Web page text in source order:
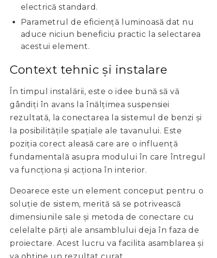
electrică standard.
Parametrul de eficiență luminoasă dat nu
aduce niciun beneficiu practic la selectarea
acestui element.
Context tehnic și instalare
În timpul instalării, este o idee bună să vă
gândiți în avans la înălțimea suspensiei
rezultată, la conectarea la sistemul de benzi și
la posibilitățile spațiale ale tavanului. Este
poziția corect aleasă care are o influență
fundamentală asupra modului în care întregul
va funcționa și acționa în interior.
Deoarece este un element conceput pentru o
soluție de sistem, merită să se potrivească
dimensiunile sale și metoda de conectare cu
celelalte părți ale ansamblului deja în faza de
proiectare. Acest lucru va facilita asamblarea și